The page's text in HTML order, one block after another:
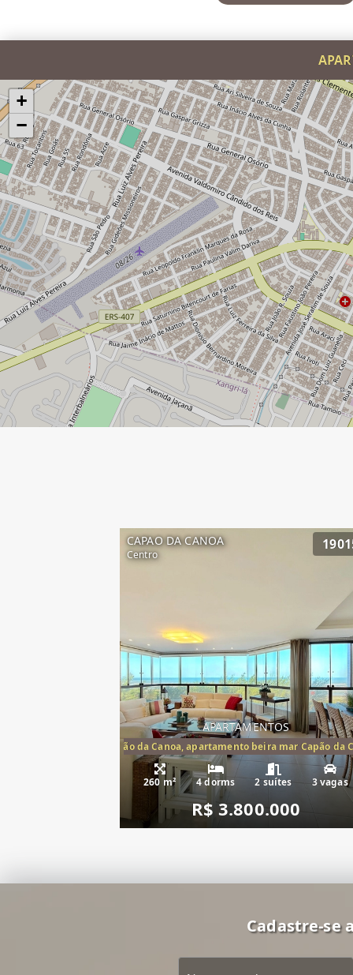
+
−
CAPAO DA CANOA
Centro
APARTAMENTOS
frente mar Capão da Canoa, apartamento beira mar Capão da
260 m² 4 dorms 2 suítes 3 vagas
R$ 3.800.000
Apartamento
Cadastre-se